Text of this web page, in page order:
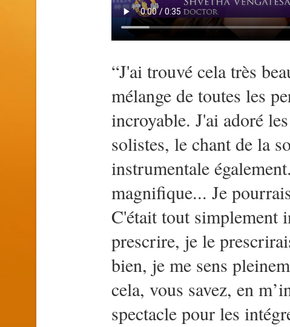
“J'ai trouvé cela très
mélange de toutes les
incroyable. J'ai adoré
solistes, le chant de la
instrumentale
magnifique... Je
C'était tout simplement
prescrire, je le
bien, je me sens
cela, vous savez, en
spectacle pour les